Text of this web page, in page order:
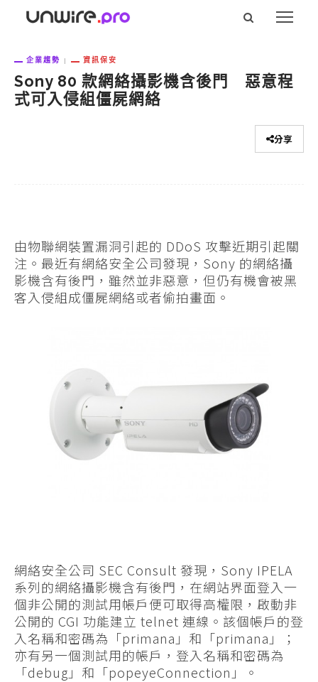
企業趨勢 資訊保安
Sony 80 款網絡攝影機含後門 惡意程
式可入侵組僵屍網絡
分享
由物聯網裝置漏洞引起的 DDoS 攻擊近期引起關
注。最近有網絡安全公司發現，Sony 的網絡攝
影機含有後門，雖然並非惡意，但仍有機會被黑
客入侵組成僵屍網絡或者偷拍畫面。
網絡安全公司 SEC Consult 發現，Sony IPELA
系列的網絡攝影機含有後門，在網站界面登入一
個非公開的測試用帳戶便可取得高權限，啟動非
公開的 CGI 功能建立 telnet 連線。該個帳戶的登
入名稱和密碼為「primana」和「primana」；
亦有另一個測試用的帳戶，登入名稱和密碼為
「debug」和「popeyeConnection」。